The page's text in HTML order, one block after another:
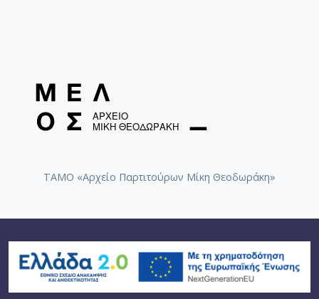
ΤΑΜΟ «Αρχείο Παρτιτούρων Μίκη Θεοδωράκη»